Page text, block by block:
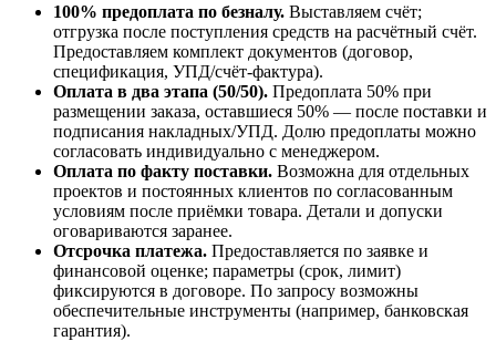
100% предоплата по безналу. Выставляем счёт;
отгрузка после поступления средств на расчётный счёт.
Предоставляем комплект документов (договор,
спецификация, УПД/счёт-фактура).
Оплата в два этапа (50/50). Предоплата 50% при
размещении заказа, оставшиеся 50% — после поставки и
подписания накладных/УПД. Долю предоплаты можно
согласовать индивидуально с менеджером.
Оплата по факту поставки. Возможна для отдельных
проектов и постоянных клиентов по согласованным
условиям после приёмки товара. Детали и допуски
оговариваются заранее.
Отсрочка платежа. Предоставляется по заявке и
финансовой оценке; параметры (срок, лимит)
фиксируются в договоре. По запросу возможны
обеспечительные инструменты (например, банковская
гарантия).